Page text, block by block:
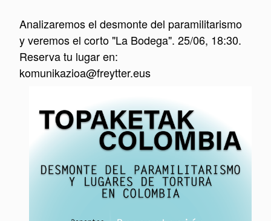
Analizaremos el desmonte del paramilitarismo
y veremos el corto "La Bodega". 25/06, 18:30.
Reserva tu lugar en:
komunikazioa@freytter.eus